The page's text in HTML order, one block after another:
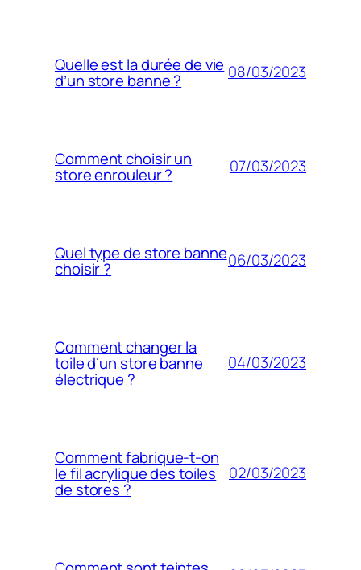
Quelle est la durée de vie
d’un store banne ? 08/03/2023
Comment choisir un
store enrouleur ? 07/03/2023
Quel type de store banne
choisir ? 06/03/2023
Comment changer la
toile d’un store banne
électrique ?
04/03/2023
Comment fabrique-t-on
le fil acrylique des toiles
de stores ?
02/03/2023